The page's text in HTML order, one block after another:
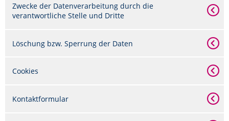
Zwecke der Datenverarbeitung durch die
verantwortliche Stelle und Dritte
Löschung bzw. Sperrung der Daten
Cookies
Kontaktformular